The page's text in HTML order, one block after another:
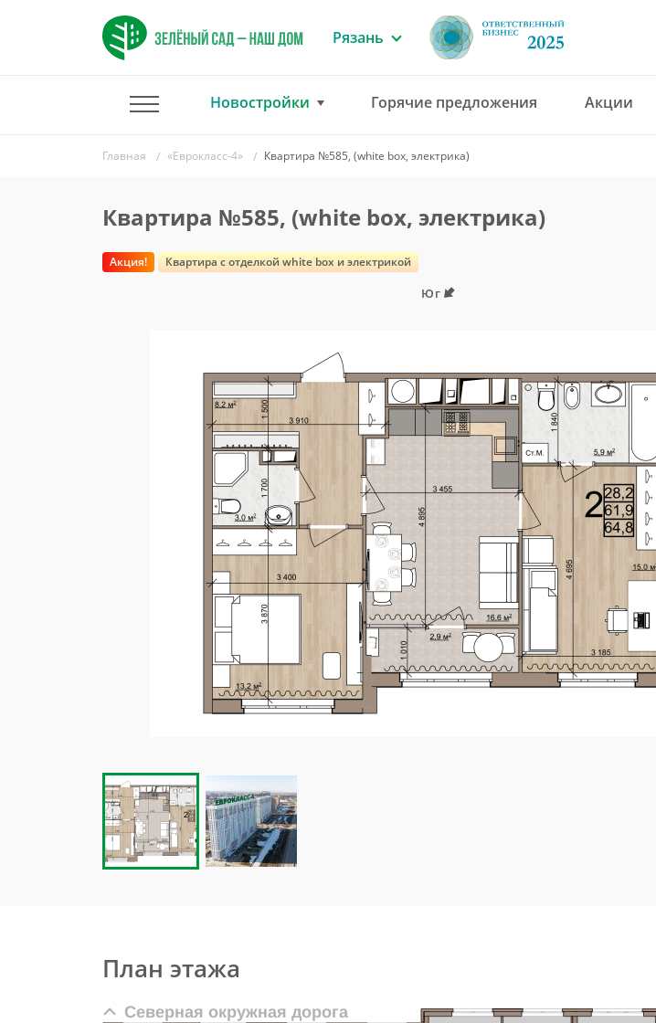
Рязань
Новостройки Горячие предложения Акции
Главная «Еврокласс-4» Квартира №585, (white box, электрика)
Квартира №585, (white box, электрика)
Акция! Квартира c отделкой white box и электрикой
Юг
План этажа
Северная окружная дорога